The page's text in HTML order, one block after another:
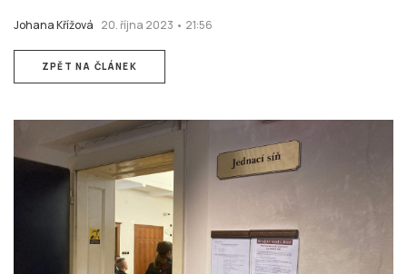
Johana Křížová 20. října 2023 • 21:56
ZPĚT NA ČLÁNEK